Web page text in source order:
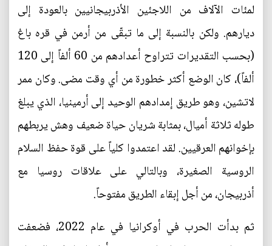
لمئات الآلاف من اللاجئين الأذربيجانيين بالعودة إلى
ديارهم. ولكن بالنسبة إلى ما تبقّى من أرمن في قره باغ
(بحسب التقديرات تتراوح أعدادهم من 60 ألفاً إلى 120
ألفاً)، كان الوضع أكثر خطورة من أي وقت مضى. وكان ممر
لاتشين، وهو طريق إمدادهم الوحيد إلى أرمينيا، الذي يبلغ
طوله ثلاثة أميال، بمثابة شريان حياة ضعيف وهش يربطهم
بإخوانهم العرقيين. لقد اعتمدوا كلياً على قوة حفظ السلام
الروسية الصغيرة، وبالتالي على علاقات روسيا مع
أذربيجان، من أجل إبقاء الطريق مفتوحاً.
ثم بدأت الحرب في أوكرانيا في عام 2022، فضعفت